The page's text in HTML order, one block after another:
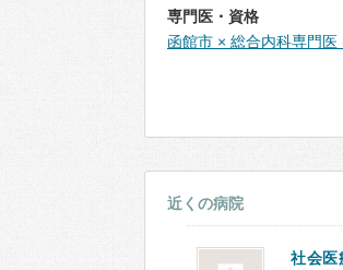
専門医・資格
函館市 × 総合内科専門医
近くの病院
社会医